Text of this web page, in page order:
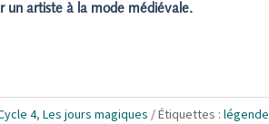
un artiste à la mode médiévale.
4, Les jours magiques Étiquettes : légende